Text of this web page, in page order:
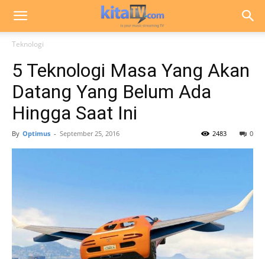
Teknologi
5 Teknologi Masa Yang Akan
Datang Yang Belum Ada
Hingga Saat Ini
By Optimus - September 25, 2016 0
2483